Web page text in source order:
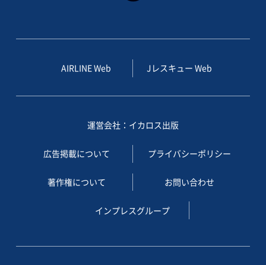
AIRLINE Web Jレスキュー Web
運営会社：イカロス出版
広告掲載について プライバシーポリシー
著作権について お問い合わせ
インプレスグループ